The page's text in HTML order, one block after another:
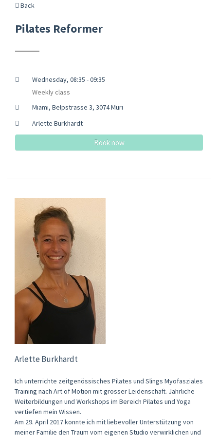
Back
Pilates Reformer
Wednesday, 08:35 - 09:35
Weekly class
Miami, Belpstrasse 3, 3074 Muri
Arlette Burkhardt
Book now
Arlette Burkhardt
Ich unterrichte zeitgenössisches Pilates und Slings Myofasziales
Training nach Art of Motion mit grosser Leidenschaft. Jährliche
Weiterbildungen und Workshops im Bereich Pilates und Yoga
vertiefen mein Wissen.
Am 29. April 2017 konnte ich mit liebevoller Unterstützung von
meiner Familie den Traum vom eigenen Studio verwirklichen und